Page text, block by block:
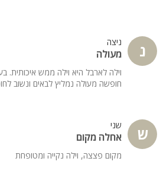
נ ניצה
מעולה
וילה לארבל היא וילה ממש איכותית.
חופשה מעולה נמליץ לבאים ונשוב
ש שני
אחלה מקום
מקום פצצה, וילה נקייה ומטופחת